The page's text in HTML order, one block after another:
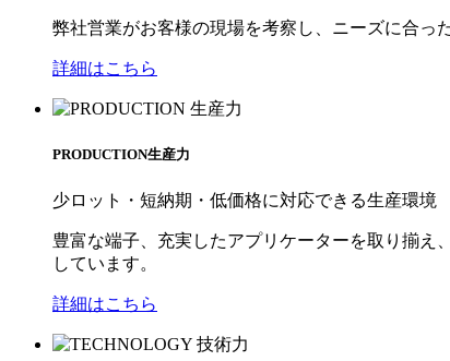
弊社営業がお客様の現場を考察し、ニーズに合っ
詳細はこちら
PRODUCTION生産⼒
少ロット・短納期・低価格に対応できる生産環境
豊富な端⼦、充実したアプリケーターを取り揃え
しています。
詳細はこちら